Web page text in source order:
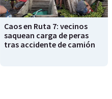
Caos en Ruta 7: vecinos
saquean carga de peras
tras accidente de camión